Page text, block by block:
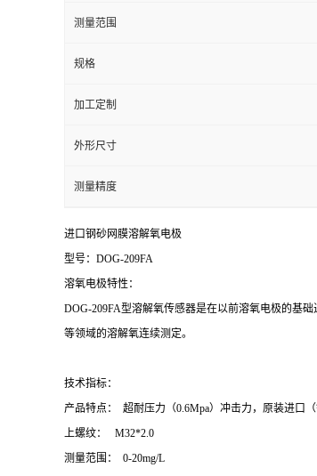
测量范围
规格
加工定制
外形尺寸
测量精度
进口钢砂网膜溶解氧电极
型号：DOG-209FA
溶氧电极特性：
DOG-209FA型溶解氧传感器是在以前溶氧电极的基
等领域的溶解氧连续测定。
技术指标：
产品特点： 超耐压力（0.6Mpa）冲击力，原装进口（
上螺纹： M32*2.0
测量范围： 0-20mg/L